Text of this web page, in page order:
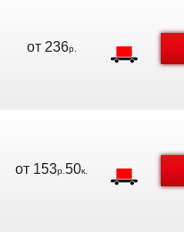
от 236р.
от 153р. 50к.